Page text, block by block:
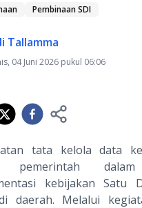
Pembinaan SDI
Tallamma
04 Juni 2026 pukul 06:06
tata kelola data
pemerintah dalam
kebijakan Satu
daerah. Melalui